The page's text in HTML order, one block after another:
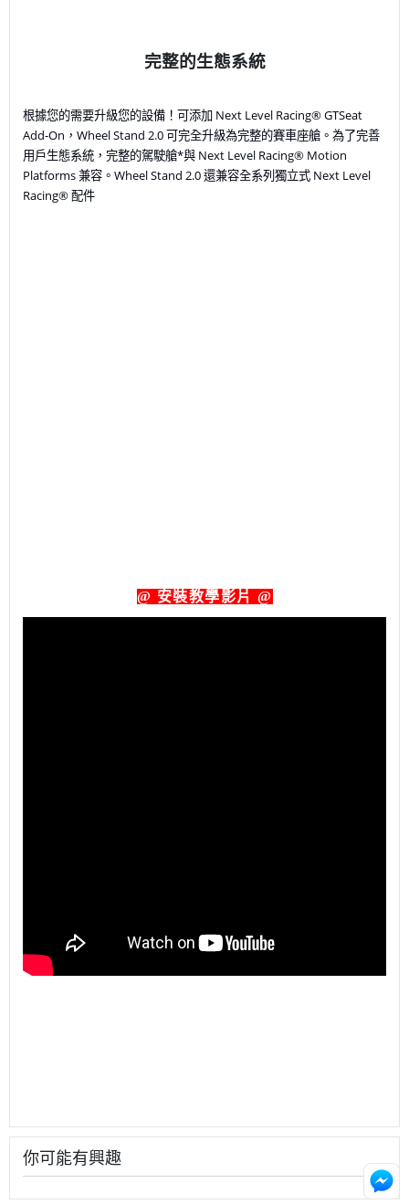
完整的生態系統
根據您的需要升級您的設備！可添加 Next Level Racing® GTSeat
Add-On，​​Wheel Stand 2.0 可完全升級為完整的賽車座艙。為了完善
用戶生態系統，完整的駕駛艙*與 Next Level Racing® Motion
Platforms 兼容。Wheel Stand 2.0 還兼容全系列獨立式 Next Level
Racing® 配件
@ 安裝教學影片 @
你可能有興趣